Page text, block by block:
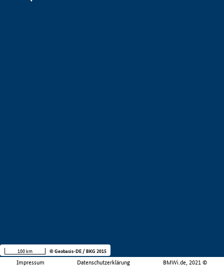
Impressum Datenschutzerklärung BMWi.de, 2021 ©
100 km © Geobasis-DE / BKG 2015